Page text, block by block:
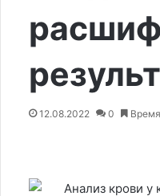
12.08.2022 0